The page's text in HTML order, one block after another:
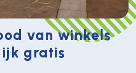
van winkels
gratis